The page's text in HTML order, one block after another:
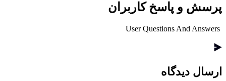
پرسش و پاسخ کاربران
ارسال دیدگاه